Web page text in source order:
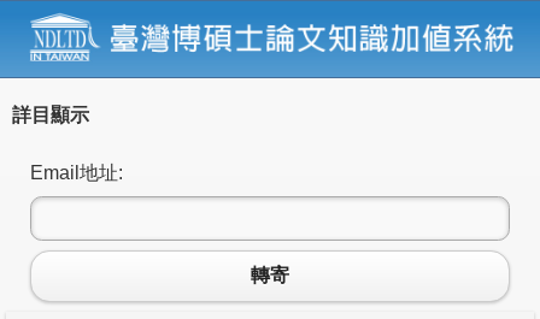
詳目顯示
Email地址:
轉寄